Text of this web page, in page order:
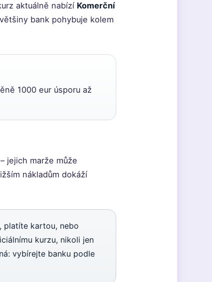
aktuálně nabízí Komerční
bank pohybuje kolem
1000 eur úsporu až
jejich marže může
nákladům dokáží
platíte kartou, nebo
kurzu, nikoli jen
vybírejte banku podle